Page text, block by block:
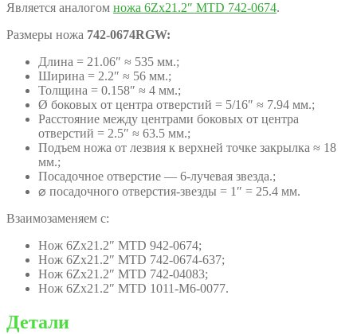
Является аналогом ножа 6Zх21.2″ MTD 742-0674.
Размеры ножа 742-0674RGW:
Длина = 21.06″ ≈ 535 мм.;
Ширина = 2.2″ ≈ 56 мм.;
Толщина = 0.158″ ≈ 4 мм.;
Ø боковых от центра отверстий = 5/16″ ≈ 7.94 мм.;
Расстояние между центрами боковых от центра
отверстий = 2.5″ ≈ 63.5 мм.;
Подъем ножа от лезвия к верхней точке закрылка ≈ 18
мм.;
Посадочное отверстие — 6-лучевая звезда.;
⌀ посадочного отверстия-звезды = 1″ = 25.4 мм.
Взаимозаменяем с:
Нож 6Zх21.2″ MTD 942-0674;
Нож 6Zх21.2″ MTD 742-0674-637;
Нож 6Zх21.2″ MTD 742-04083;
Нож 6Zх21.2″ MTD 1011-M6-0077.
Детали